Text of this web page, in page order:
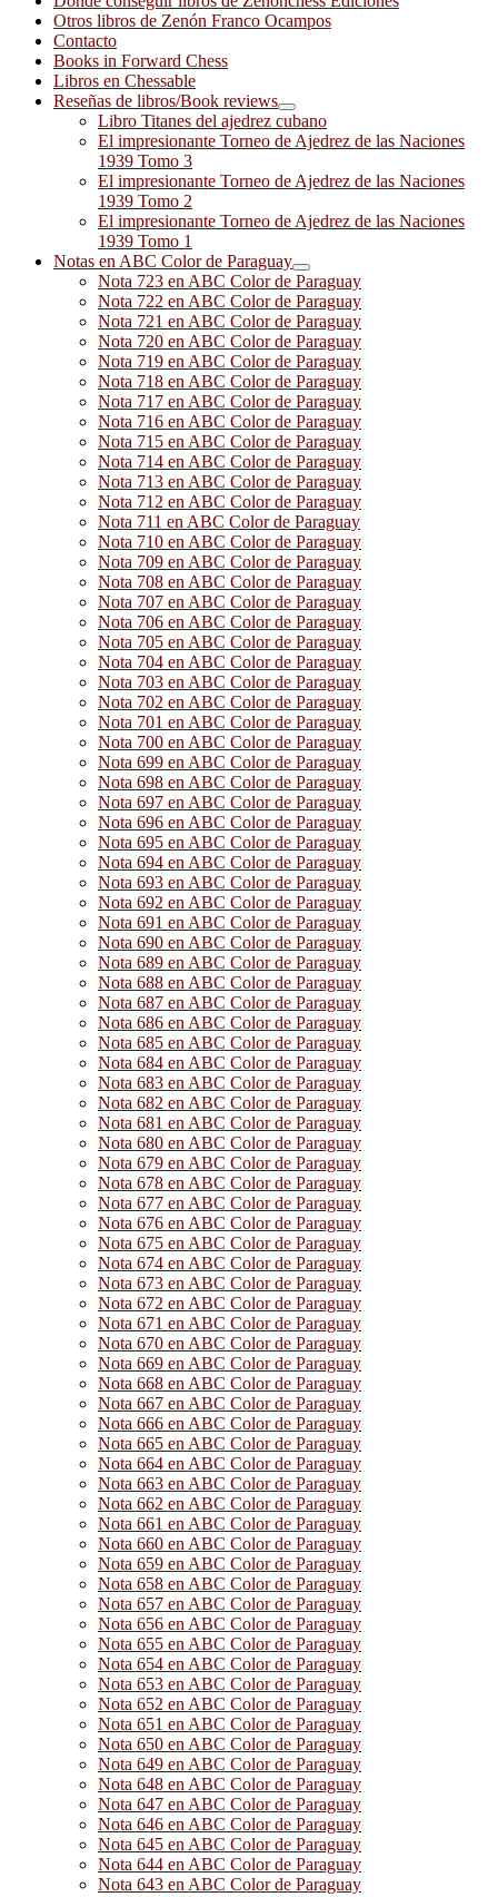
Otros libros de Zenón Franco Ocampos
Contacto
Books in Forward Chess
Libros en Chessable
Reseñas de libros/Book reviews
Libro Titanes del ajedrez cubano
El impresionante Torneo de Ajedrez de las Naciones
1939 Tomo 3
El impresionante Torneo de Ajedrez de las Naciones
1939 Tomo 2
El impresionante Torneo de Ajedrez de las Naciones
1939 Tomo 1
Notas en ABC Color de Paraguay
Nota 723 en ABC Color de Paraguay
Nota 722 en ABC Color de Paraguay
Nota 721 en ABC Color de Paraguay
Nota 720 en ABC Color de Paraguay
Nota 719 en ABC Color de Paraguay
Nota 718 en ABC Color de Paraguay
Nota 717 en ABC Color de Paraguay
Nota 716 en ABC Color de Paraguay
Nota 715 en ABC Color de Paraguay
Nota 714 en ABC Color de Paraguay
Nota 713 en ABC Color de Paraguay
Nota 712 en ABC Color de Paraguay
Nota 711 en ABC Color de Paraguay
Nota 710 en ABC Color de Paraguay
Nota 709 en ABC Color de Paraguay
Nota 708 en ABC Color de Paraguay
Nota 707 en ABC Color de Paraguay
Nota 706 en ABC Color de Paraguay
Nota 705 en ABC Color de Paraguay
Nota 704 en ABC Color de Paraguay
Nota 703 en ABC Color de Paraguay
Nota 702 en ABC Color de Paraguay
Nota 701 en ABC Color de Paraguay
Nota 700 en ABC Color de Paraguay
Nota 699 en ABC Color de Paraguay
Nota 698 en ABC Color de Paraguay
Nota 697 en ABC Color de Paraguay
Nota 696 en ABC Color de Paraguay
Nota 695 en ABC Color de Paraguay
Nota 694 en ABC Color de Paraguay
Nota 693 en ABC Color de Paraguay
Nota 692 en ABC Color de Paraguay
Nota 691 en ABC Color de Paraguay
Nota 690 en ABC Color de Paraguay
Nota 689 en ABC Color de Paraguay
Nota 688 en ABC Color de Paraguay
Nota 687 en ABC Color de Paraguay
Nota 686 en ABC Color de Paraguay
Nota 685 en ABC Color de Paraguay
Nota 684 en ABC Color de Paraguay
Nota 683 en ABC Color de Paraguay
Nota 682 en ABC Color de Paraguay
Nota 681 en ABC Color de Paraguay
Nota 680 en ABC Color de Paraguay
Nota 679 en ABC Color de Paraguay
Nota 678 en ABC Color de Paraguay
Nota 677 en ABC Color de Paraguay
Nota 676 en ABC Color de Paraguay
Nota 675 en ABC Color de Paraguay
Nota 674 en ABC Color de Paraguay
Nota 673 en ABC Color de Paraguay
Nota 672 en ABC Color de Paraguay
Nota 671 en ABC Color de Paraguay
Nota 670 en ABC Color de Paraguay
Nota 669 en ABC Color de Paraguay
Nota 668 en ABC Color de Paraguay
Nota 667 en ABC Color de Paraguay
Nota 666 en ABC Color de Paraguay
Nota 665 en ABC Color de Paraguay
Nota 664 en ABC Color de Paraguay
Nota 663 en ABC Color de Paraguay
Nota 662 en ABC Color de Paraguay
Nota 661 en ABC Color de Paraguay
Nota 660 en ABC Color de Paraguay
Nota 659 en ABC Color de Paraguay
Nota 658 en ABC Color de Paraguay
Nota 657 en ABC Color de Paraguay
Nota 656 en ABC Color de Paraguay
Nota 655 en ABC Color de Paraguay
Nota 654 en ABC Color de Paraguay
Nota 653 en ABC Color de Paraguay
Nota 652 en ABC Color de Paraguay
Nota 651 en ABC Color de Paraguay
Nota 650 en ABC Color de Paraguay
Nota 649 en ABC Color de Paraguay
Nota 648 en ABC Color de Paraguay
Nota 647 en ABC Color de Paraguay
Nota 646 en ABC Color de Paraguay
Nota 645 en ABC Color de Paraguay
Nota 644 en ABC Color de Paraguay
Nota 643 en ABC Color de Paraguay